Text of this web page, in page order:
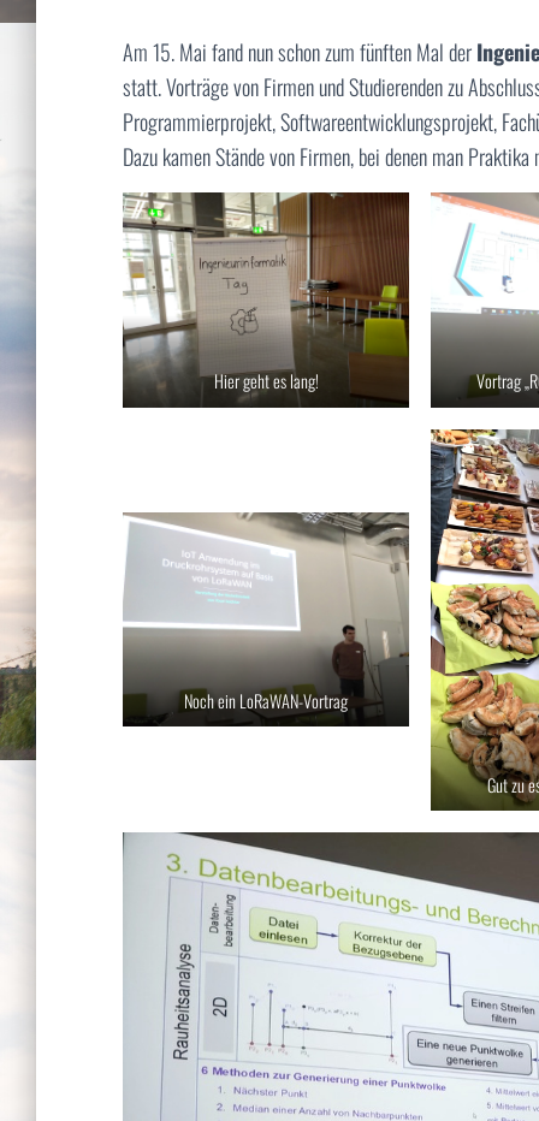
Am 15. Mai fand nun schon zum fünften Mal der
statt. Vorträge von Firmen und Studierenden zu
Programmierprojekt, Softwareentwicklungsprojekt,
Dazu kamen Stände von Firmen, bei denen man
Hier geht es lang! Vortrag
Noch ein LoRaWAN-Vortrag
Gut zu